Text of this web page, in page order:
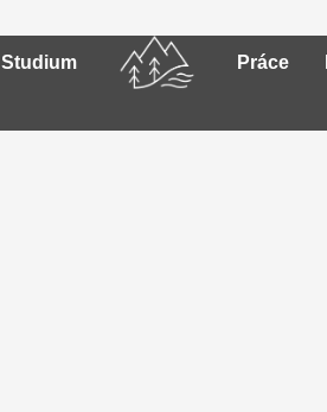
Studium Práce